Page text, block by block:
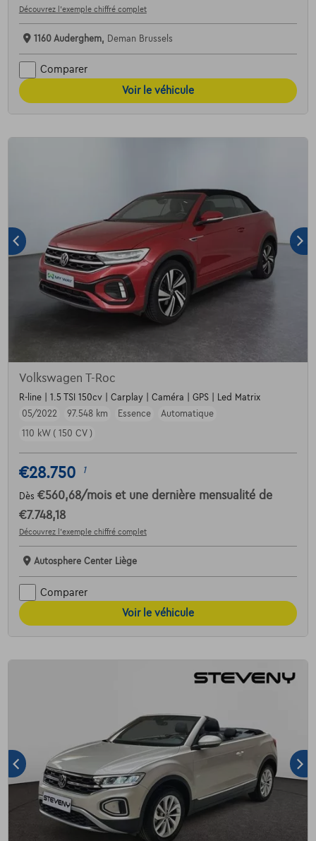
Découvrez l’exemple chiffré complet
1160 Auderghem, Deman Brussels
Comparer
Voir le véhicule
Volkswagen T-Roc
R-line | 1.5 TSI 150cv | Carplay | Caméra | GPS | Led Matrix
05/2022
97.548 km Essence
Automatique
110 kW ( 150 CV )
€28.750 1
Dès €560,68/mois et une dernière mensualité de
€7.748,18
Découvrez l’exemple chiffré complet
Autosphere Center Liège
Comparer
Voir le véhicule